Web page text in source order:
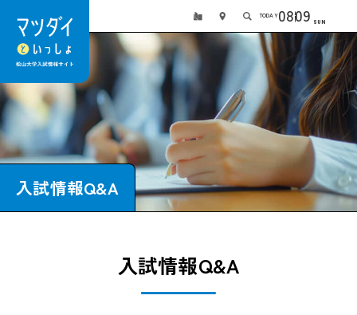
TODAY0809 SUN
入試情報Q&A
入試情報Q&A